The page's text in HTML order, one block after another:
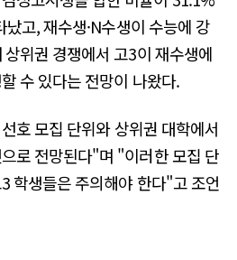
고, 재수생·N수생이 수능에 강
위권 경쟁에서 고3이 재수생에
수 있다는 전망이 나왔다.
호 모집 단위와 상위권 대학에서
로 전망된다"며 "이러한 모집 단
학생들은 주의해야 한다"고 조언